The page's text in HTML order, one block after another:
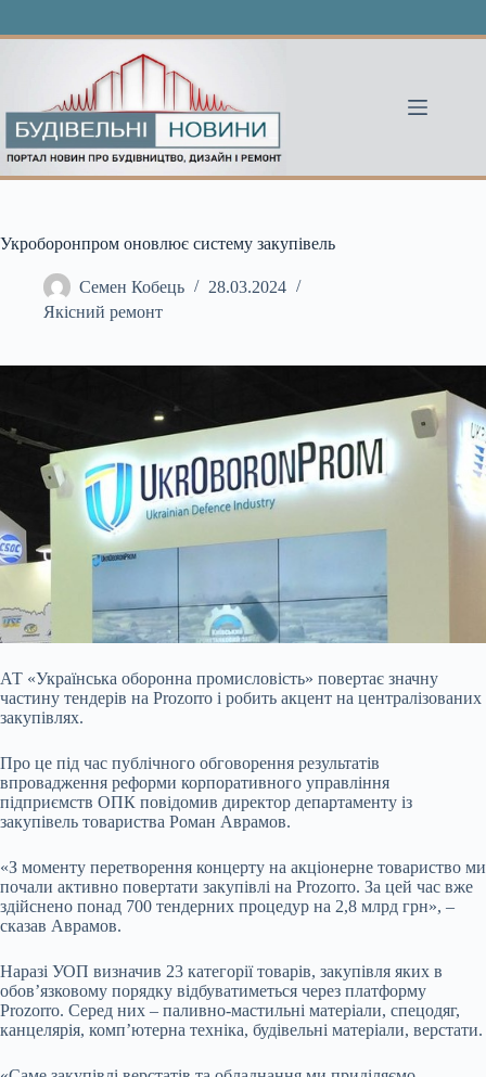
Укроборонпром оновлює систему закупівель
Семен Кобець
28.03.2024
Якісний ремонт
АТ «Українська оборонна промисловість» повертає значну
частину тендерів на Prozorro і робить акцент на централізованих
закупівлях.
Про це під час публічного обговорення результатів
впровадження реформи корпоративного управління
підприємств ОПК повідомив директор департаменту із
закупівель товариства Роман Аврамов.
«З моменту перетворення концерту на акціонерне товариство ми
почали активно повертати закупівлі на Prozorro. За цей час вже
здійснено понад 700 тендерних процедур на 2,8 млрд грн», –
сказав Аврамов.
Наразі УОП визначив 23 категорії товарів, закупівля яких в
обов’язковому порядку відбуватиметься через платформу
Prozorro. Серед них – паливно-мастильні матеріали, спецодяг,
канцелярія, комп’ютерна техніка, будівельні матеріали, верстати.